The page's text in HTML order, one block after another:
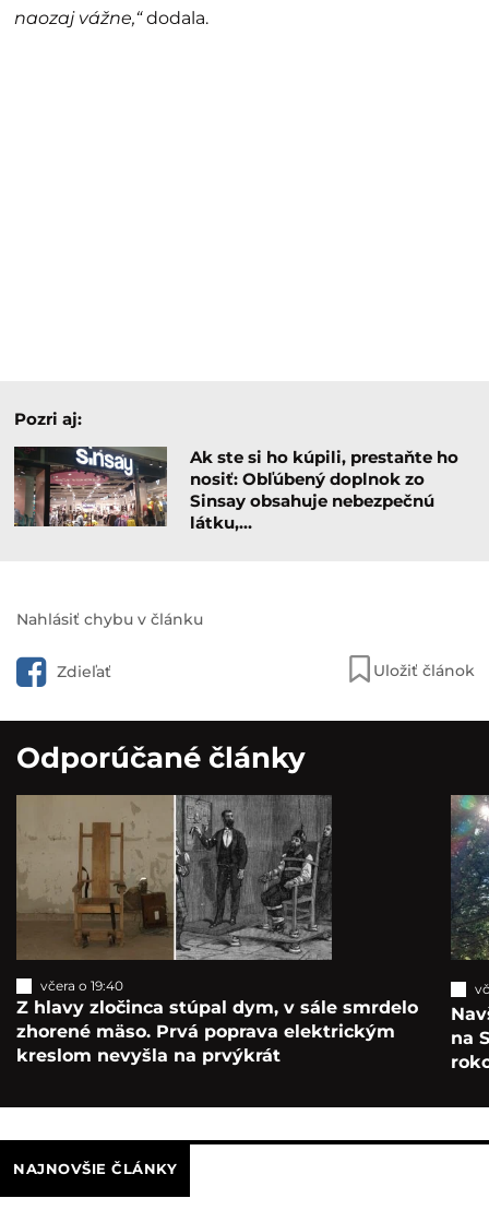
naozaj vážne,“dodala.
Pozri aj:
Ak ste si ho kúpili, prestaňte ho
nosiť: Obľúbený doplnok zo
Sinsay obsahuje nebezpečnú
látku,…
Nahlásiť chybu v článku
Zdieľať Uložiť článok
Odporúčané články
včera o 19:40
Z hlavy zločinca stúpal dym, v sále smrdelo
zhorené mäso. Prvá poprava elektrickým
kreslom nevyšla na prvýkrát
na
NAJNOVŠIE ČLÁNKY